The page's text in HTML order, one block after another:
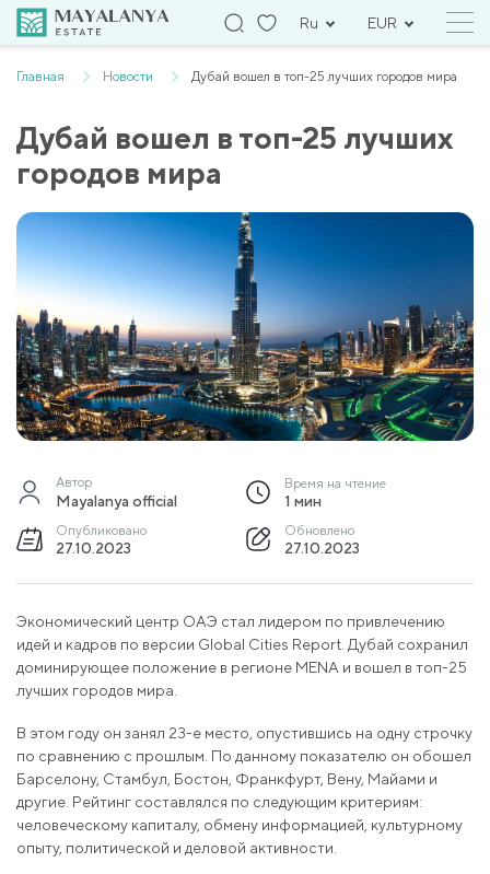
Ru EUR
Главная Новости Дубай вошел в топ-25 лучших городов мира
Дубай вошел в топ-25 лучших
городов мира
Автор
Mayalanya official
Время на чтение
1 мин
Опубликовано
27.10.2023
Обновлено
27.10.2023
Экономический центр ОАЭ стал лидером по привлечению
идей и кадров по версии Global Cities Report. Дубай сохранил
доминирующее положение в регионе MENA и вошел в топ-25
лучших городов мира.
В этом году он занял 23-е место, опустившись на одну строчку
по сравнению с прошлым. По данному показателю он обошел
Барселону, Стамбул, Бостон, Франкфурт, Вену, Майами и
другие. Рейтинг составлялся по следующим критериям:
человеческому капиталу, обмену информацией, культурному
опыту, политической и деловой активности.